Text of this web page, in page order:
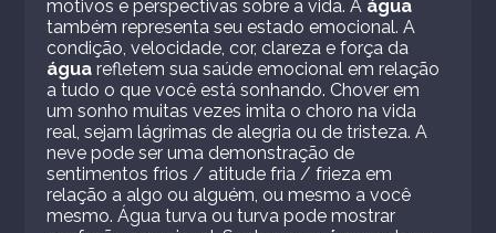
motivos e perspectivas sobre a vida. A água
também representa seu estado emocional. A
condição, velocidade, cor, clareza e força da
água refletem sua saúde emocional em relação
a tudo o que você está sonhando. Chover em
um sonho muitas vezes imita o choro na vida
real, sejam lágrimas de alegria ou de tristeza. A
neve pode ser uma demonstração de
sentimentos frios / atitude fria / frieza em
relação a algo ou alguém, ou mesmo a você
mesmo. Água turva ou turva pode mostrar